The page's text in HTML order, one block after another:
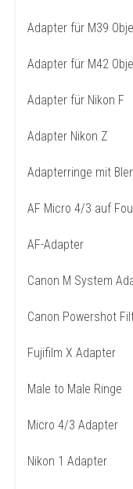
Adapter für M39
Adapter für M42
Adapter für Nikon F
Adapter Nikon Z
Adapterringe mit
AF Micro 4/3 auf
AF-Adapter
Canon M System
Canon Powershot
Fujifilm X Adapter
Male to Male Ringe
Micro 4/3 Adapter
Nikon 1 Adapter